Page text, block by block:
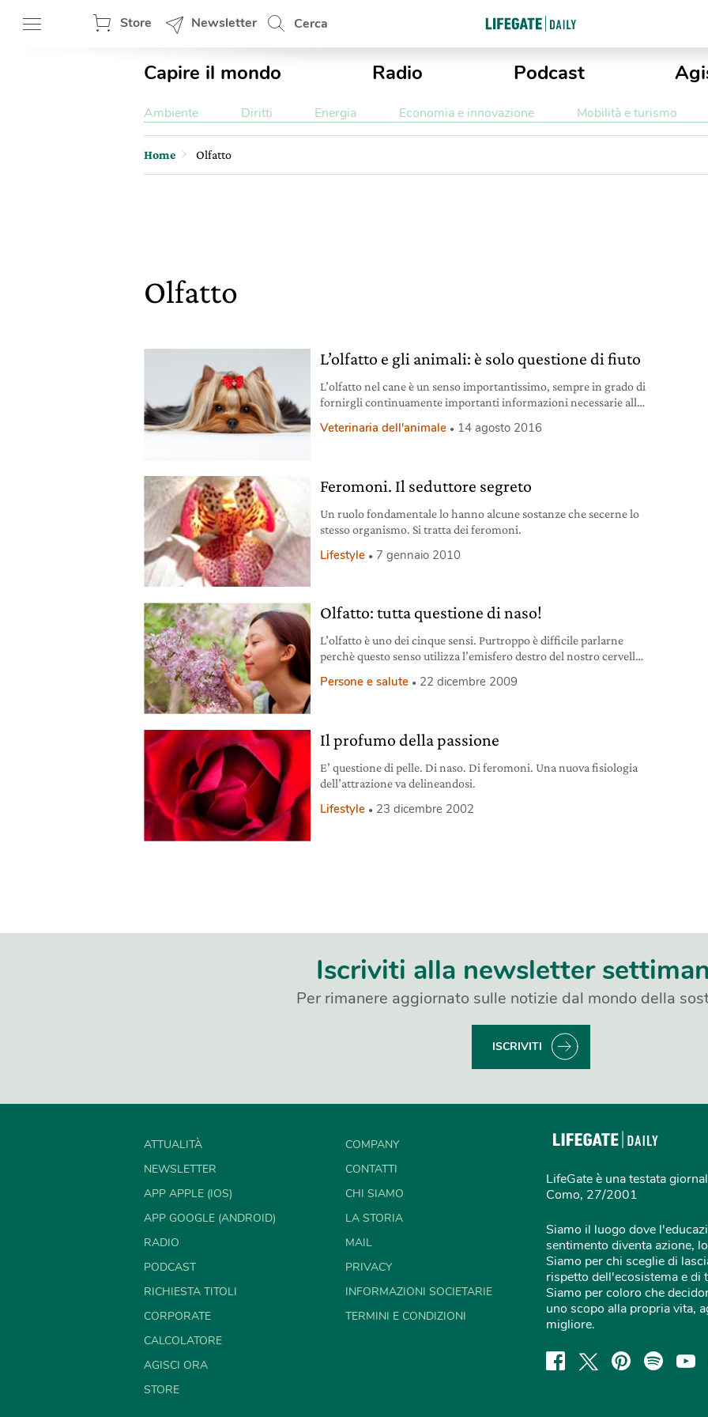
Store Newsletter Cerca
Capire il mondo Radio Podcast
Ambiente Diritti Energia Economia e innovazione Mobilità e turismo
Home Olfatto
Olfatto
L’olfatto e gli animali: è solo questione di fiuto
L’olfatto nel cane è un senso importantissimo, sempre in grado di
fornirgli continuamente importanti informazioni necessarie alla
Veterinaria dell'animale 14 agosto 2016
Feromoni. Il seduttore segreto
Un ruolo fondamentale lo hanno alcune sostanze che secerne lo
stesso organismo. Si tratta dei feromoni.
Lifestyle 7 gennaio 2010
Olfatto: tutta questione di naso!
L’olfatto è uno dei cinque sensi. Purtroppo è difficile parlarne
perchè questo senso utilizza l’emisfero destro del nostro cervello,
Persone e salute 22 dicembre 2009
Il profumo della passione
E’ questione di pelle. Di naso. Di feromoni. Una nuova fisiologia
dell’attrazione va delineandosi.
Lifestyle 23 dicembre 2002
Iscriviti alla newsletter
Per rimanere aggiornato sulle notizie dal mondo della
ISCRIVITI
ATTUALITÀ
NEWSLETTER
APP APPLE (IOS)
APP GOOGLE (ANDROID)
RADIO
PODCAST
RICHIESTA TITOLI
CORPORATE
CALCOLATORE
AGISCI ORA
STORE
COMPANY
CONTATTI
CHI SIAMO
LA STORIA
MAIL
PRIVACY
INFORMAZIONI SOCIETARIE
TERMINI E CONDIZIONI
LifeGate è una testata
Como, 27/2001
Siamo il luogo dove
sentimento diventa azione,
Siamo per chi sceglie di
rispetto dell'ecosistema e di
Siamo per coloro che
uno scopo alla propria vita,
migliore.